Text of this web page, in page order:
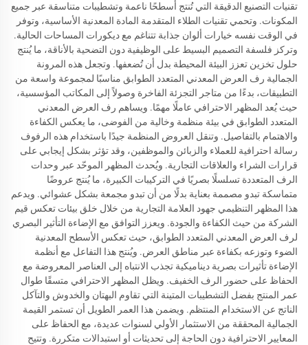
تقنيات التصنيع الدقيقة التي تُنتج أسطحًا ناعمة وتشطيبات متناسقة عبر جميع
المكونات. وتحمي تقنيات الطلاء المتقدمة المادة المعدنية الأساسية، وتوفر
في الوقت نفسه خيارات ألوان جذابة تتناغم مع ديكورات المساحات الحالية.
وتركز فلسفة التصميم البسيط على الوظيفية دون التضحية بالأناقة، ما يُنتج
حلول تخزين تعزز البيئة المحيطة بدل أن تُضعفها. وتجعل هذه المرونة
الجمالية رف العرض المعدني المتعدد الطوابق مناسبًا لمجموعة واسعة من
التطبيقات، بدءًا من متاجر التجزئة الفاخرة وصولاً إلى المكاتب المؤسسية،
حيث يُعد المظهر الاحترافي عاملًا مهمًا. ويساهم رف العرض المعدني
المتعدد الطوابق في بيئة منظمة وخالية من الفوضى، ما يعكس الكفاءة
والاهتمام بالتفاصيل. وتنقل العروض المنظمة جيدًا باستخدام هذه الرفوف
رسالة احترافية للعملاء والزبائن والموظفين، وقد تؤثر بشكل إيجابي على
قرارات الشراء والعلاقات التجارية. ويُحدث المظهر الموحّد عبر وحدات
الرف المتعددة تسلسلًا بصريًا في التركيبات الكبيرة، ما يُنتج عروضًا
متماسكة تبدو مصممة بعناية بدلًا من أن تبدو مجمعة بشكل عشوائي. ويدعم
هذا المظهر التنظيمي جهود العلامة التجارية من خلال خلق بيئات تعكس قيم
الشركة من حيث الكفاءة والجودة. ويعزز التوافق مع الإضاءة التأثير البصري
لرف العرض المعدني المتعدد الطوابق، حيث تعكس الأسطح المعدنية
الضوء وتوزعه بكفاءة عبر مناطق العرض. ويُنتج هذا التفاعل مع أنظمة
الإضاءة تأثيرات بصرية ديناميكية تجذب الانتباه إلى العناصر المعروضة مع
الحفاظ على حضور الرف الخفيف. ويظل المظهر الاحترافي متسقًا طوال
عمر المنتج بفضل التشطيبات المتينة التي تقاوم البهتان والخدوش والتآكل
الناتج عن الاستخدام المنتظم. ويضمن هذا العمر الطويل أن تستمر القيمة
الجمالية المحققة من الاستثمار الأولي لسنوات عديدة، مع الحفاظ على
المعايير الاحترافية دون الحاجة إلى تحديثات أو استبدالات متكررة. وتتيح